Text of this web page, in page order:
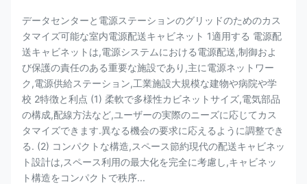
データセンターと電源ステーションのグリッドのためのカス
タマイズ可能な室内電源配送キャビネット 1適用する 電源配
送キャビネットは,電源システムにおける電源配送,制御およ
び保護の責任のある重要な施設であり,主に電源ネットワー
ク,電源供給ステーション,工業施設大規模な建物や病院や学
校 2特徴と利点 (1) 柔軟で多様性カビネットサイズ,電気部品
の構成,配線方法など,ユーザーの実際のニーズに応じてカス
タマイズできます.異なる機会の要求に応えるように調整でき
る. (2) コンパクトな構造,スペース節約現代の配送キャビネッ
ト設計は,スペース利用の最大化を完全に考慮し,キャビネッ
ト構造をコンパクトで秩序...